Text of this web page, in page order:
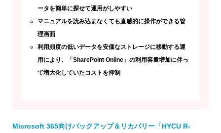
ータを簡単に探せて運用がしやすい
マニュアルを読み込まなくても直感的に操作ができ る管
理画面
利用頻度の低いデータを安価なストレージに移動する運
用により、「SharePoint Online」の利用容量増加に伴っ
て増大化していたコストを抑制
Microsoft 365向けバックアップ＆リカバリー「HYCU R-